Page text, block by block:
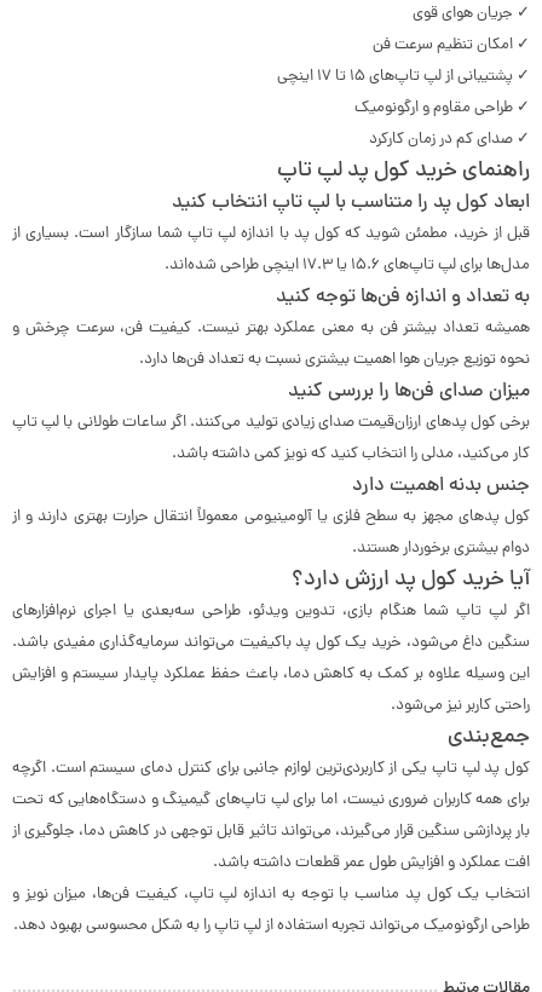
✓ جریان هوای قوی
✓ امکان تنظیم سرعت فن
✓ پشتیبانی از لپ تاپ‌های 15 تا 17 اینچی
✓ طراحی مقاوم و ارگونومیک
✓ صدای کم در زمان کارکرد
راهنمای خرید کول پد لپ تاپ
ابعاد کول پد را متناسب با لپ تاپ انتخاب کنید
قبل از خرید، مطمئن شوید که کول پد با اندازه لپ تاپ شما سازگار است. بسیاری از
مدل‌ها برای لپ تاپ‌های 15.6 یا 17.3 اینچی طراحی شده‌اند.
به تعداد و اندازه فن‌ها توجه کنید
همیشه تعداد بیشتر فن به معنی عملکرد بهتر نیست. کیفیت فن، سرعت چرخش و
نحوه توزیع جریان هوا اهمیت بیشتری نسبت به تعداد فن‌ها دارد.
میزان صدای فن‌ها را بررسی کنید
برخی کول پدهای ارزان‌قیمت صدای زیادی تولید می‌کنند. اگر ساعات طولانی با لپ تاپ
کار می‌کنید، مدلی را انتخاب کنید که نویز کمی داشته باشد.
جنس بدنه اهمیت دارد
کول پدهای مجهز به سطح فلزی یا آلومینیومی معمولاً انتقال حرارت بهتری دارند و از
دوام بیشتری برخوردار هستند.
آیا خرید کول پد ارزش دارد؟
اگر لپ تاپ شما هنگام بازی، تدوین ویدئو، طراحی سه‌بعدی یا اجرای نرم‌افزارهای
سنگین داغ می‌شود، خرید یک کول پد باکیفیت می‌تواند سرمایه‌گذاری مفیدی باشد.
این وسیله علاوه بر کمک به کاهش دما، باعث حفظ عملکرد پایدار سیستم و افزایش
راحتی کاربر نیز می‌شود.
جمع‌بندی
کول پد لپ تاپ یکی از کاربردی‌ترین لوازم جانبی برای کنترل دمای سیستم است. اگرچه
برای همه کاربران ضروری نیست، اما برای لپ تاپ‌های گیمینگ و دستگاه‌هایی که تحت
بار پردازشی سنگین قرار می‌گیرند، می‌تواند تاثیر قابل توجهی در کاهش دما، جلوگیری از
افت عملکرد و افزایش طول عمر قطعات داشته باشد.
انتخاب یک کول پد مناسب با توجه به اندازه لپ تاپ، کیفیت فن‌ها، میزان نویز و
طراحی ارگونومیک می‌تواند تجربه استفاده از لپ تاپ را به شکل محسوسی بهبود دهد.